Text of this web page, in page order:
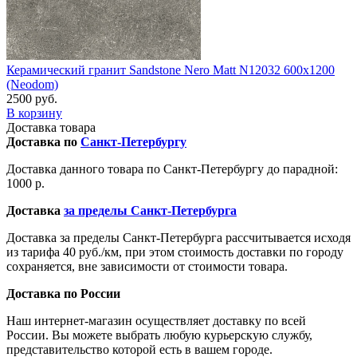
Керамический гранит Sandstone Nero Matt N12032 600x1200
(Neodom)
2500 руб.
В корзину
Доставка товара
Доставка по Санкт-Петербургу
Доставка данного товара по Санкт-Петербургу до парадной:
1000 р.
Доставка за пределы Санкт-Петербурга
Доставка за пределы Санкт-Петербурга рассчитывается исходя
из тарифа 40 руб./км, при этом стоимость доставки по городу
сохраняется, вне зависимости от стоимости товара.
Доставка по России
Наш интернет-магазин осуществляет доставку по всей
России. Вы можете выбрать любую курьерскую службу,
представительство которой есть в вашем городе.